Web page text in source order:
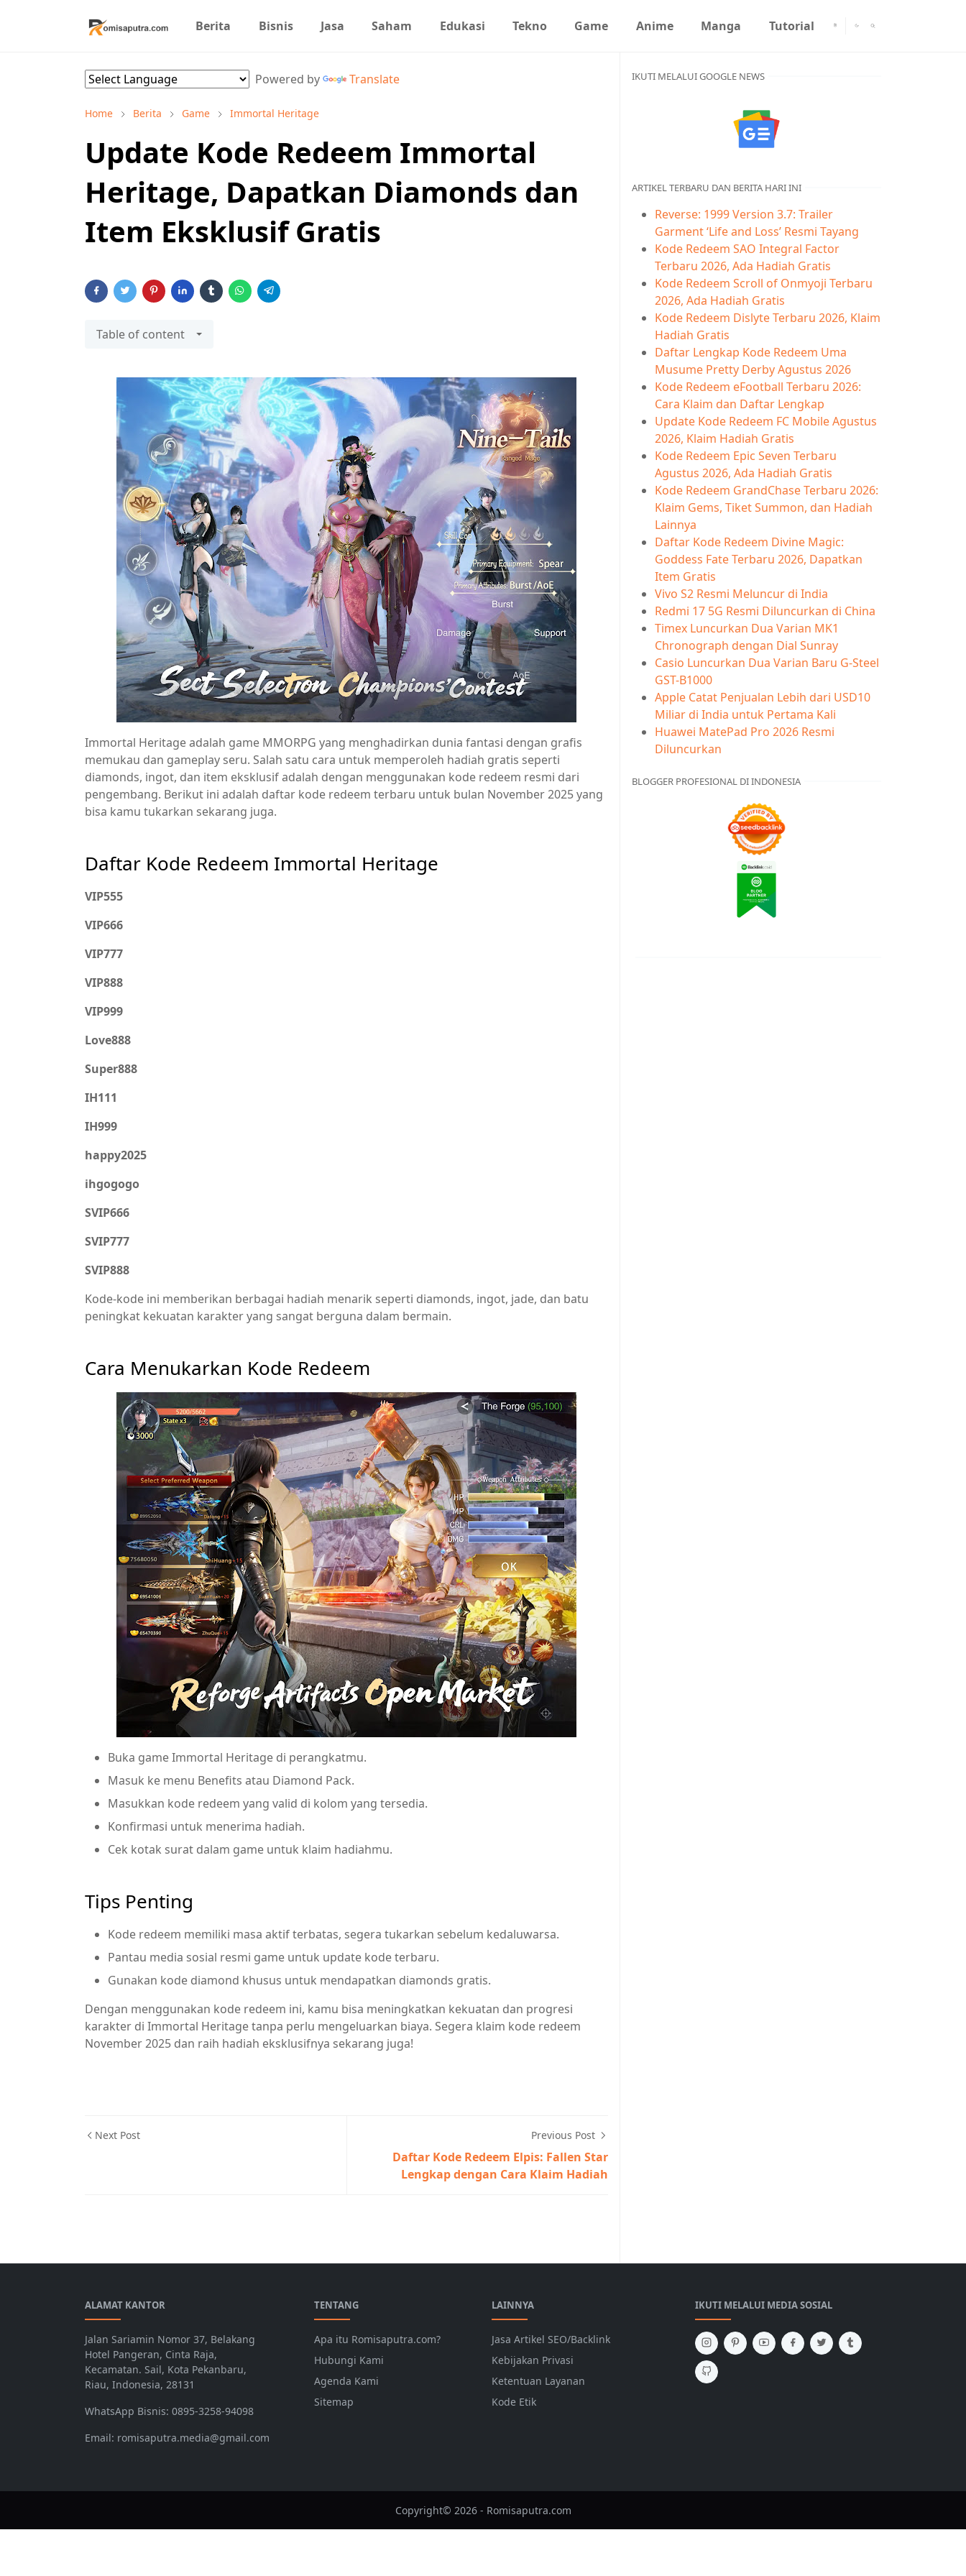
Berita Bisnis Jasa Saham Edukasi Tekno Game Anime Manga Tutorial
Powered by Translate
Home Berita Game Immortal Heritage
Update Kode Redeem Immortal
Heritage, Dapatkan Diamonds dan
Item Eksklusif Gratis
Table of content
Immortal Heritage adalah game MMORPG yang menghadirkan dunia fantasi dengan grafis
memukau dan gameplay seru. Salah satu cara untuk memperoleh hadiah gratis seperti
diamonds, ingot, dan item eksklusif adalah dengan menggunakan kode redeem resmi dari
pengembang. Berikut ini adalah daftar kode redeem terbaru untuk bulan November 2025 yang
bisa kamu tukarkan sekarang juga.
Daftar Kode Redeem Immortal Heritage
VIP555
VIP666
VIP777
VIP888
VIP999
Love888
Super888
IH111
IH999
happy2025
ihgogogo
SVIP666
SVIP777
SVIP888
Kode-kode ini memberikan berbagai hadiah menarik seperti diamonds, ingot, jade, dan batu
peningkat kekuatan karakter yang sangat berguna dalam bermain.​​
Cara Menukarkan Kode Redeem
Buka game Immortal Heritage di perangkatmu.
Masuk ke menu Benefits atau Diamond Pack.
Masukkan kode redeem yang valid di kolom yang tersedia.
Konfirmasi untuk menerima hadiah.
Cek kotak surat dalam game untuk klaim hadiahmu.
Tips Penting
Kode redeem memiliki masa aktif terbatas, segera tukarkan sebelum kedaluwarsa.
Pantau media sosial resmi game untuk update kode terbaru.
Gunakan kode diamond khusus untuk mendapatkan diamonds gratis.
Dengan menggunakan kode redeem ini, kamu bisa meningkatkan kekuatan dan progresi
karakter di Immortal Heritage tanpa perlu mengeluarkan biaya. Segera klaim kode redeem
November 2025 dan raih hadiah eksklusifnya sekarang juga!​​
Next Post Previous Post
Daftar Kode Redeem Elpis: Fallen Star
Lengkap dengan Cara Klaim Hadiah
IKUTI MELALUI GOOGLE NEWS
ARTIKEL TERBARU DAN BERITA HARI INI
Reverse: 1999 Version 3.7: Trailer
Garment ‘Life and Loss’ Resmi Tayang
Kode Redeem SAO Integral Factor
Terbaru 2026, Ada Hadiah Gratis
Kode Redeem Scroll of Onmyoji Terbaru
2026, Ada Hadiah Gratis
Kode Redeem Dislyte Terbaru 2026, Klaim
Hadiah Gratis
Daftar Lengkap Kode Redeem Uma
Musume Pretty Derby Agustus 2026
Kode Redeem eFootball Terbaru 2026:
Cara Klaim dan Daftar Lengkap
Update Kode Redeem FC Mobile Agustus
2026, Klaim Hadiah Gratis
Kode Redeem Epic Seven Terbaru
Agustus 2026, Ada Hadiah Gratis
Kode Redeem GrandChase Terbaru 2026:
Klaim Gems, Tiket Summon, dan Hadiah
Lainnya
Daftar Kode Redeem Divine Magic:
Goddess Fate Terbaru 2026, Dapatkan
Item Gratis
Vivo S2 Resmi Meluncur di India
Redmi 17 5G Resmi Diluncurkan di China
Timex Luncurkan Dua Varian MK1
Chronograph dengan Dial Sunray
Casio Luncurkan Dua Varian Baru G-Steel
GST-B1000
Apple Catat Penjualan Lebih dari USD10
Miliar di India untuk Pertama Kali
Huawei MatePad Pro 2026 Resmi
Diluncurkan
BLOGGER PROFESIONAL DI INDONESIA
ALAMAT KANTOR
Jalan Sariamin Nomor 37, Belakang
Hotel Pangeran, Cinta Raja,
Kecamatan. Sail, Kota Pekanbaru,
Riau, Indonesia, 28131
WhatsApp Bisnis: 0895-3258-94098
Email: romisaputra.media@gmail.com
TENTANG
Apa itu Romisaputra.com?
Hubungi Kami
Agenda Kami
Sitemap
LAINNYA
Jasa Artikel SEO/Backlink
Kebijakan Privasi
Ketentuan Layanan
Kode Etik
IKUTI MELALUI MEDIA SOSIAL
Copyright© 2026 - Romisaputra.com